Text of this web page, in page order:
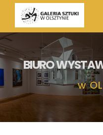
BIURO
w